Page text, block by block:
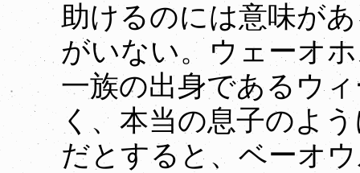
助けるのには意味が
がいない。ウェーオ
一族の出身であるウ
く、本当の息子のよ
だとすると、ベーオ